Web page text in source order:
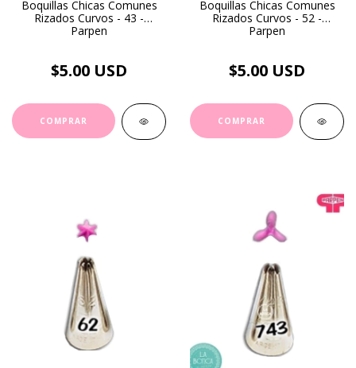
Boquillas Chicas Comunes
Rizados Curvos - 43 -
Parpen
$5.00 USD
Boquillas Chicas Comunes
Rizados Curvos - 52 -
Parpen
$5.00 USD